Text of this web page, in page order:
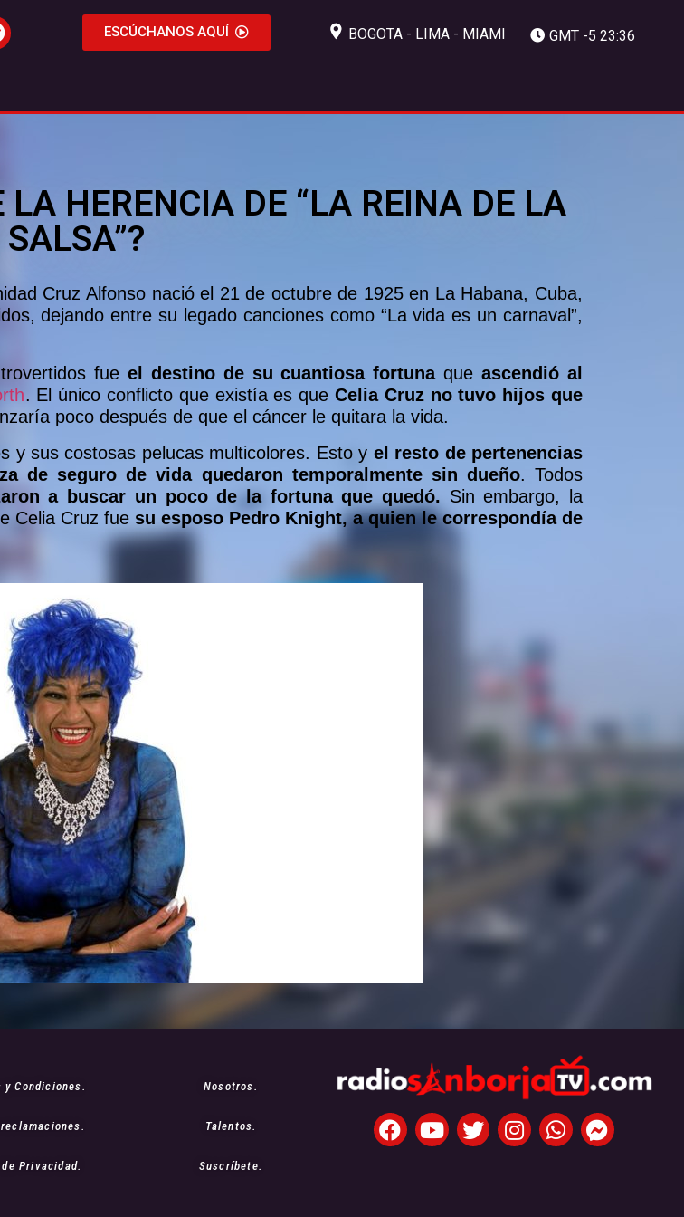
ESCÚCHANOS AQUÍ BOGOTA - LIMA - MIAMI GMT -5 23:36
LA HERENCIA DE “LA REINA DE LA
SALSA”?
Cruz Alfonso nació el 21 de octubre de 1925 en La Habana, Cuba,
dejando entre su legado canciones como “La vida es un carnaval”,
fue el destino de su cuantiosa fortunaqueascendió al
. El único conflicto que existía es que Celia Cruz no tuvo hijos que
poco después de que el cáncer le quitara la vida.
y sus costosas pelucas multicolores. Esto y el resto de pertenencias
de seguro de vida quedaron temporalmente sin dueño. Todos
a buscar un poco de la fortuna que quedó. Sin embargo, la
Celia Cruz fue su esposo Pedro Knight, a quien le correspondía de
y Condiciones.
Privacidad.
Nosotros.
Talentos.
Suscríbete.